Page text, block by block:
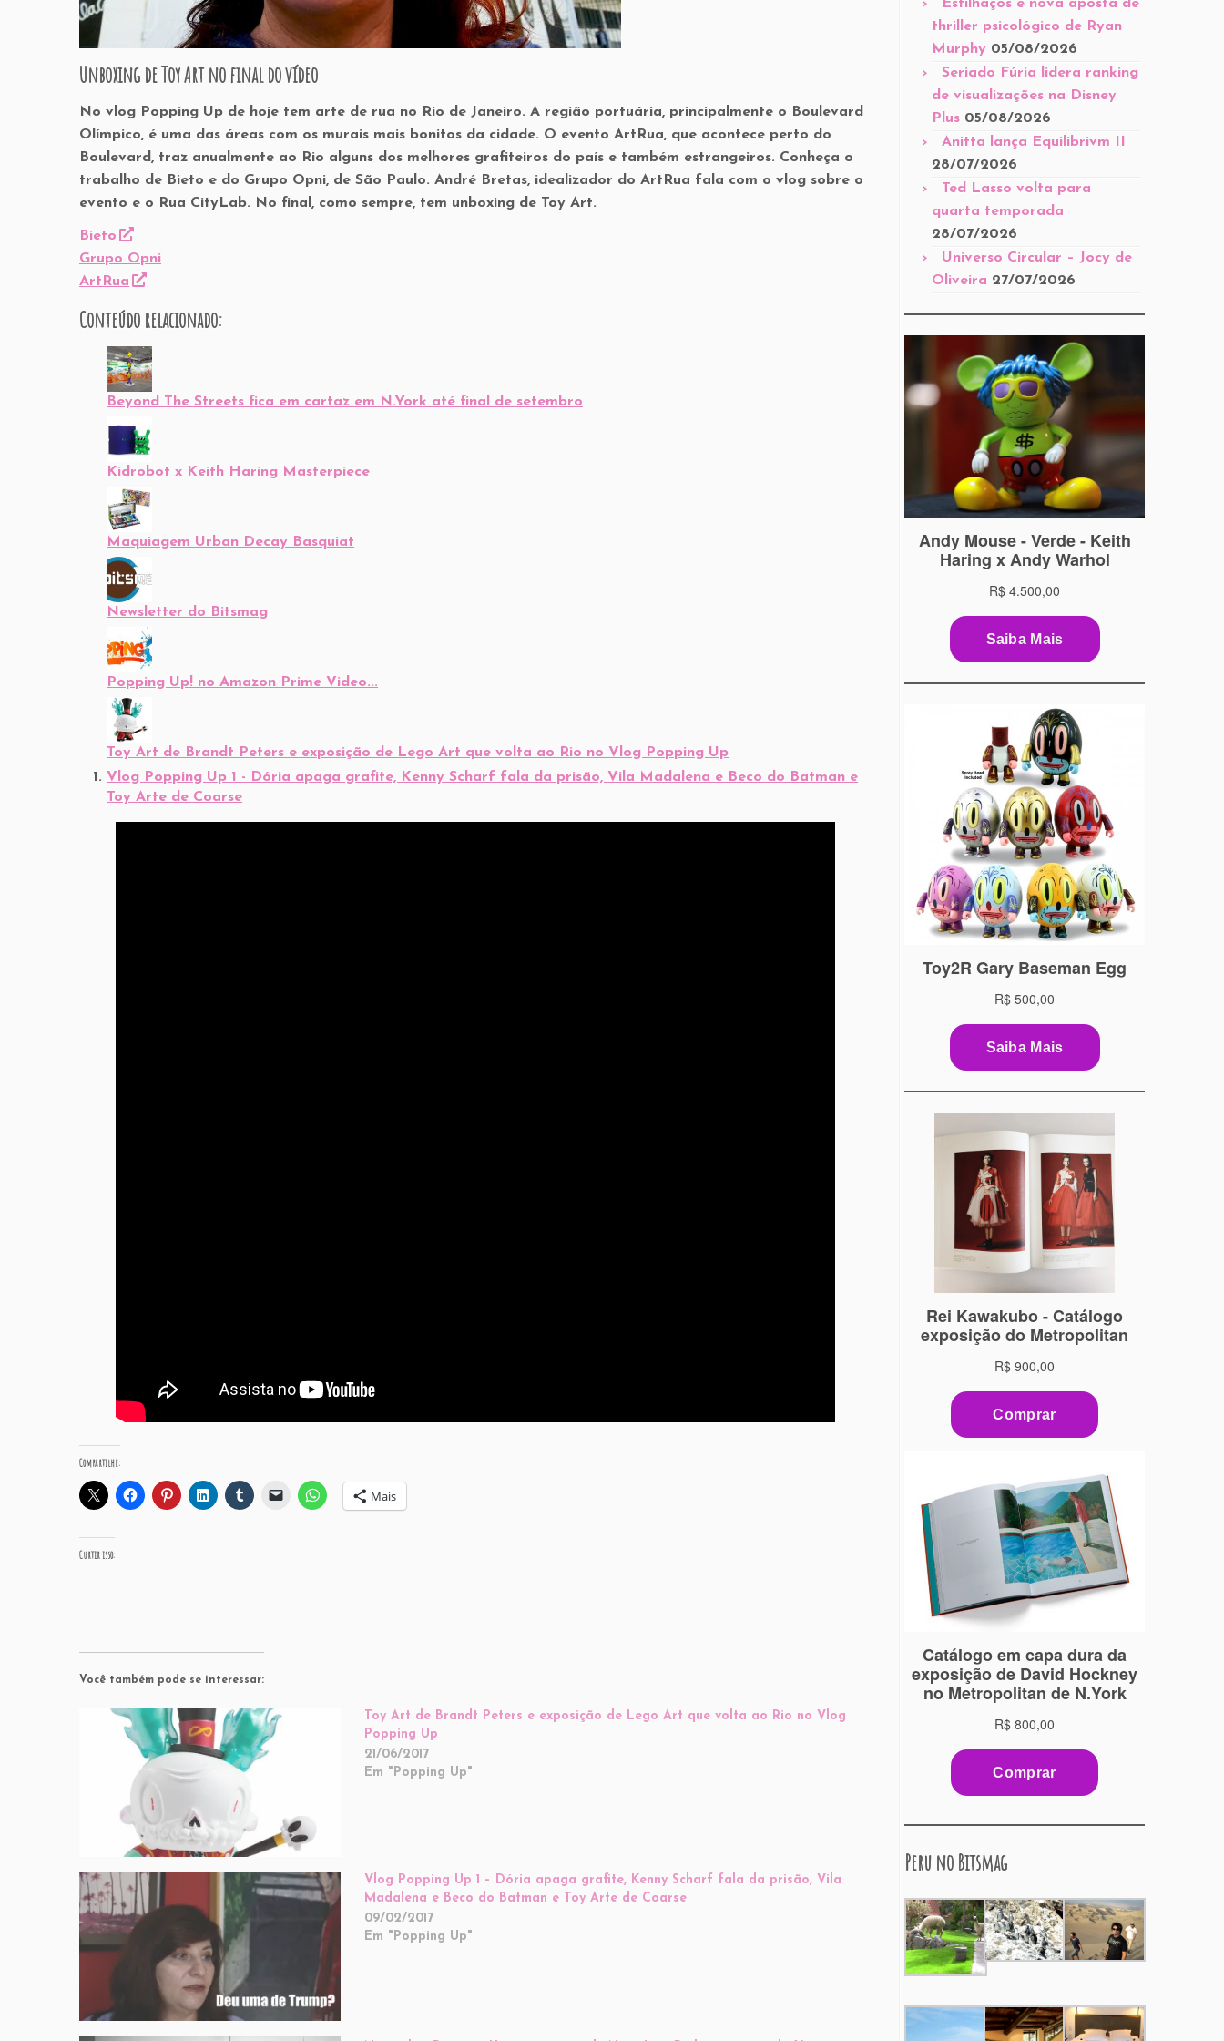
Unboxing de Toy Art no final do vídeo
No vlog Popping Up de hoje tem arte de rua no Rio de Janeiro. A região portuária, principalmente o Boulevard
Olímpico, é uma das áreas com os murais mais bonitos da cidade. O evento ArtRua, que acontece perto do
Boulevard, traz anualmente ao Rio alguns dos melhores grafiteiros do país e também estrangeiros. Conheça o
trabalho de Bieto e do Grupo Opni, de São Paulo. André Bretas, idealizador do ArtRua fala com o vlog sobre o
evento e o Rua CityLab. No final, como sempre, tem unboxing de Toy Art.
Bieto
Grupo Opni
ArtRua
Conteúdo relacionado:
Beyond The Streets fica em cartaz em N.York até final de setembro
Kidrobot x Keith Haring Masterpiece
Maquiagem Urban Decay Basquiat
Newsletter do Bitsmag
Popping Up! no Amazon Prime Video...
Toy Art de Brandt Peters e exposição de Lego Art que volta ao Rio no Vlog Popping Up
Vlog Popping Up 1 - Dória apaga grafite, Kenny Scharf fala da prisão, Vila Madalena e Beco do Batman e
Toy Arte de Coarse
Compartilhe:
Mais
Curtir isso:
Você também pode se interessar:
Toy Art de Brandt Peters e exposição de Lego Art que volta ao Rio no Vlog
Popping Up
21/06/2017
Em "Popping Up"
Vlog Popping Up 1 – Dória apaga grafite, Kenny Scharf fala da prisão, Vila
Madalena e Beco do Batman e Toy Arte de Coarse
09/02/2017
Em "Popping Up"
Estilhaços é nova aposta de
thriller psicológico de Ryan
Murphy 05/08/2026
Seriado Fúria lidera ranking
de visualizações na Disney
Plus 05/08/2026
Anitta lança Equilibrivm II
28/07/2026
Ted Lasso volta para
quarta temporada
28/07/2026
Universo Circular – Jocy de
Oliveira 27/07/2026
Peru no Bitsmag